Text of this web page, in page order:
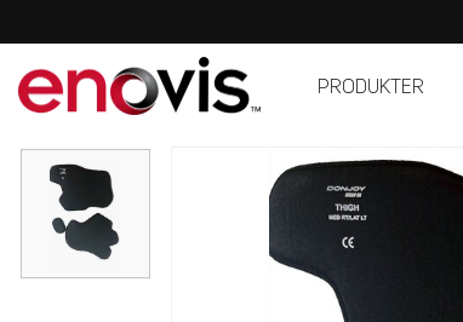
PRODUKTER